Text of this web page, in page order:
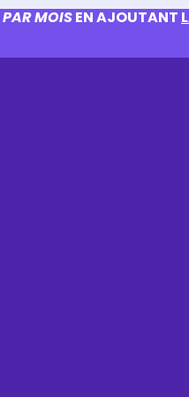
PAR MOISEN AJOUTANT